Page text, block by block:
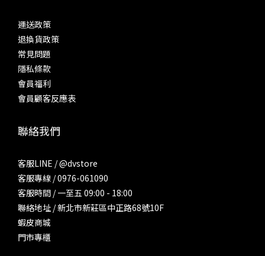
運送政策
退換貨政策
常見問題
隱私條款
會員福利
會員顧客反應表
聯絡我們
客服LINE / @dvstore
客服專線 / 0976-061090
客服時間 / 一至五 09:00 - 18:00
聯絡地址 / 新北市新莊區中正路68號10F
蝦皮商城
門市專櫃